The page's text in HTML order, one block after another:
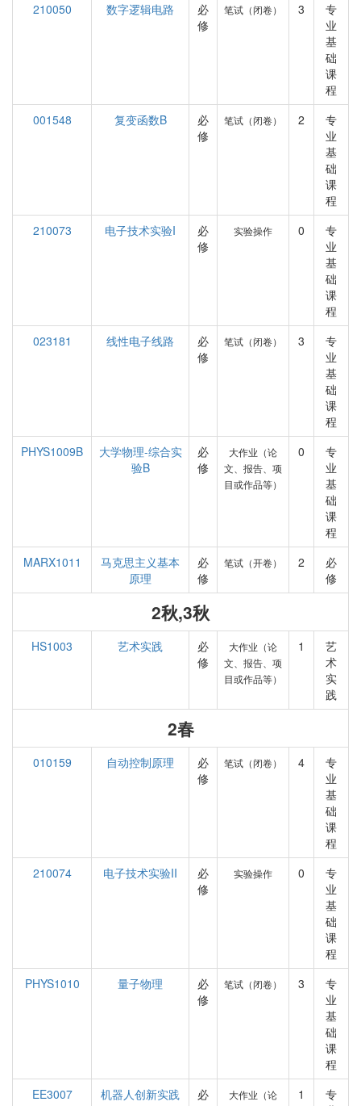
210050
数字逻辑电路
必
修
笔试（闭卷） 3
专
业
基
础
课
程
001548
复变函数B
必
修
笔试（闭卷） 2
专
业
基
础
课
程
210073
电子技术实验I
必
修
实验操作 0
专
业
基
础
课
程
023181
线性电子线路
必
修
笔试（闭卷） 3
专
业
基
础
课
程
PHYS1009B
大学物理-综合实
验B
必
修
大作业（论
文、报告、项
目或作品等）
0
专
业
基
础
课
程
MARX1011
马克思主义基本
原理
必
修
笔试（开卷） 2
必
修
2秋,3秋
HS1003 艺术实践
必
修
大作业（论
文、报告、项
目或作品等）
1
艺
术
实
践
2春
010159 自动控制原理
必
修
笔试（闭卷） 4
专
业
基
础
课
程
210074
电子技术实验II
必
修
实验操作 0
专
业
基
础
课
程
PHYS1010
量子物理
必
修
笔试（闭卷） 3
专
业
基
础
课
程
EE3007
机器人创新实践
必
大作业（论
1
专